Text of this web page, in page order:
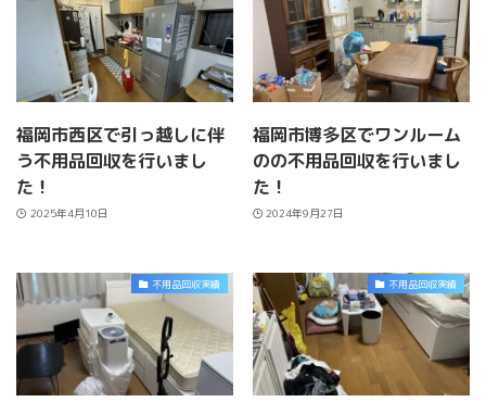
福岡市西区で引っ越しに伴
う不用品回収を行いまし
た！
2025年4月10日
福岡市博多区でワンルーム
のの不用品回収を行いまし
た！
2024年9月27日
不用品回収実績 不用品回収実績